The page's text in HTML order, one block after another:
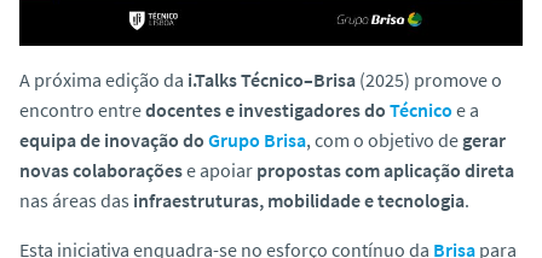
A próxima edição da i.Talks Técnico–Brisa (2025) promove o
encontro entredocentes e investigadores do Técnico e a
equipa de inovação do Grupo Brisa, com o objetivo de gerar
novas colaboraçõese apoiar propostas com aplicação direta
nas áreas das infraestruturas, mobilidade e tecnologia.
Esta iniciativa enquadra-se no esforço contínuo da Brisa para